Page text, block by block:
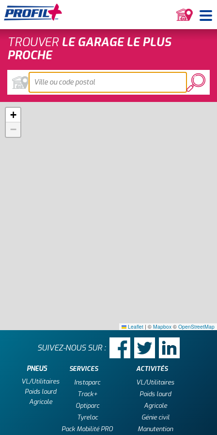
TROUVER LE GARAGE LE PLUS
PROCHE
+
−
Leaflet | © Mapbox © OpenStreetMap
PNEUS
VL/Utilitaires
Poids lourd
Agricole
SERVICES
Instaparc
Track+
Optiparc
Tyreloc
Pack Mobilité PRO
ACTIVITÉS
VL/Utilitaires
Poids lourd
Agricole
Génie civil
Manutention
SUIVEZ-NOUS SUR :